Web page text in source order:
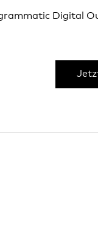
Digital